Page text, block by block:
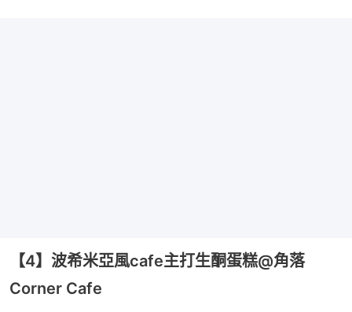
【4】波希米亞風cafe主打生酮蛋糕@角落
Corner Cafe